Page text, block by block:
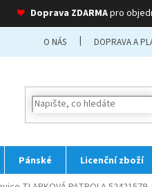
❤ Doprava ZDARMApro
O NÁS DOPRAVA A
Pánské Licenční zboží